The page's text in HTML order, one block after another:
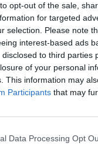
opt-out of the sale,
for targeted
selection. Please note
interest-based ads
disclosed to third parties
of your personal
This information may
Participants that may
Data Processing Opt
Σε Προσωπικότητες
Κορώνη "Το
Σε Προσωπικότητες